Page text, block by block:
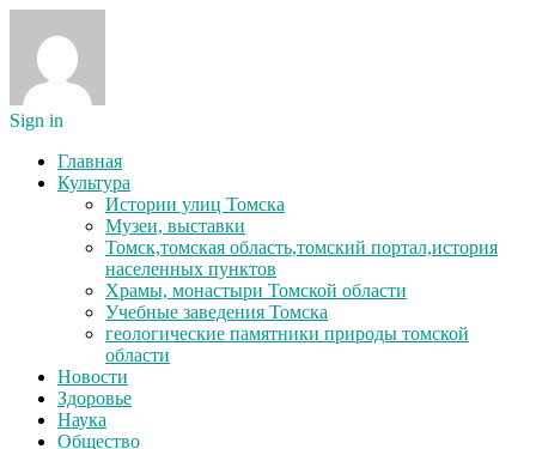
Sign in
Главная
Культура
Истории улиц Томска
Музеи, выставки
Томск,томская область,томский портал,история
населенных пунктов
Храмы, монастыри Томской области
Учебные заведения Томска
геологические памятники природы томской
области
Новости
Здоровье
Наука
Общество